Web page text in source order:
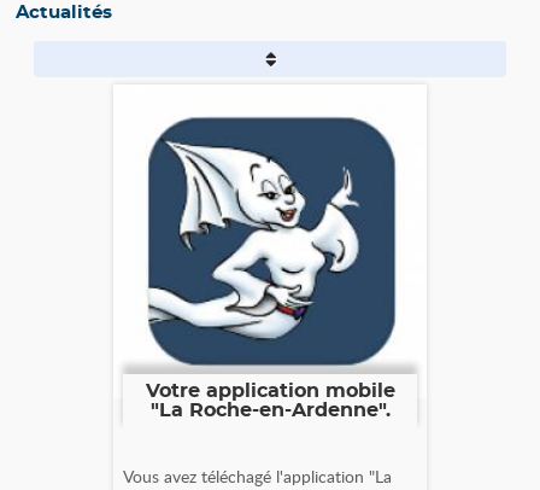
Actualités
Votre application mobile
"La Roche-en-Ardenne".
Vous avez téléchagé l'application "La